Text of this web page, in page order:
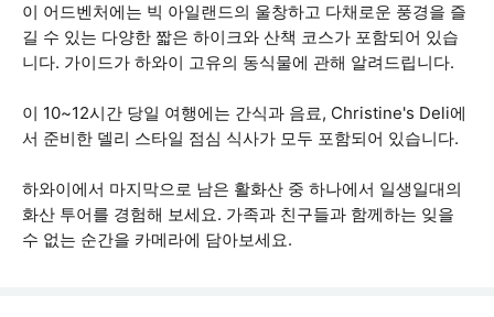
이 어드벤처에는 빅 아일랜드의 울창하고 다채로운 풍경을 즐
길 수 있는 다양한 짧은 하이크와 산책 코스가 포함되어 있습
니다. 가이드가 하와이 고유의 동식물에 관해 알려드립니다.
이 10~12시간 당일 여행에는 간식과 음료, Christine's Deli에
서 준비한 델리 스타일 점심 식사가 모두 포함되어 있습니다.
하와이에서 마지막으로 남은 활화산 중 하나에서 일생일대의
화산 투어를 경험해 보세요. 가족과 친구들과 함께하는 잊을
수 없는 순간을 카메라에 담아보세요.